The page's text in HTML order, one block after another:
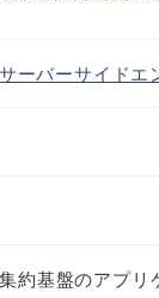
サーバーサイドエ
約基盤のアプリ